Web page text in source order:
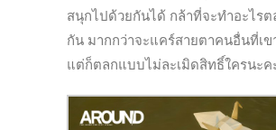
สนุกไปด้วยกันได้ กล้าที่จะทำอะไรต
กัน มากกว่าจะแคร์สายตาคนอื่นที่เข
แต่ก็ตลกแบบไม่ละเมิดสิทธิ์ใครนะค